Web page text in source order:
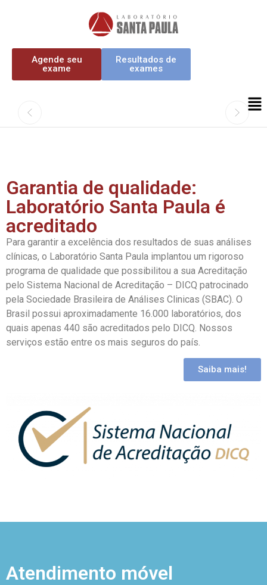
Agende seu
exame
Resultados de
exames
Garantia de qualidade:
Laboratório Santa Paula é
acreditado
Para garantir a excelência dos resultados de suas análises
clínicas, o Laboratório Santa Paula implantou um rigoroso
programa de qualidade que possibilitou a sua Acreditação
pelo Sistema Nacional de Acreditação – DICQ patrocinado
pela Sociedade Brasileira de Análises Clinicas (SBAC). O
Brasil possui aproximadamente 16.000 laboratórios, dos
quais apenas 440 são acreditados pelo DICQ. Nossos
serviços estão entre os mais seguros do país.
Saiba mais!
Atendimento móvel